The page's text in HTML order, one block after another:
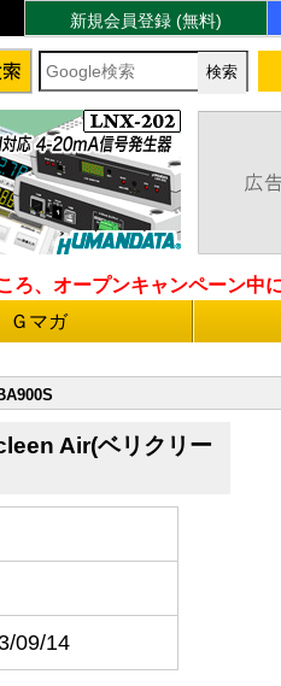
新規会員登録 (無料)
ろ、オープンキャンペーン中
Ｇマガ
Air(ベリクリー
09/14